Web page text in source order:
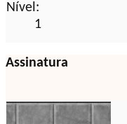
Nível:
1
Assinatura